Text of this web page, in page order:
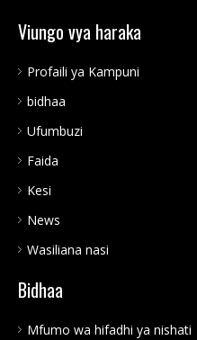
Viungo vya haraka
Profaili ya Kampuni
bidhaa
Ufumbuzi
Faida
Kesi
News
Wasiliana nasi
Bidhaa
Mfumo wa hifadhi ya nishati